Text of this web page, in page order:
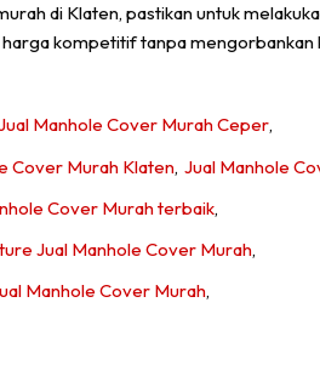
di Klaten, pastikan untuk
kompetitif tanpa mengorbankan
Manhole Cover Murah Ceper,
Cover Murah Klaten, Jual Manhole
Cover Murah terbaik,
Jual Manhole Cover Murah,
Manhole Cover Murah,